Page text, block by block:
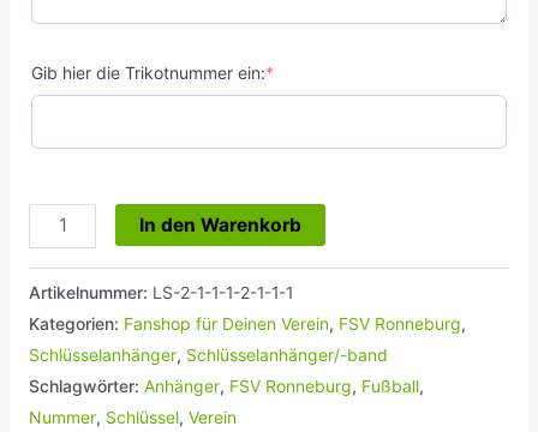
Gib hier die Trikotnummer ein:*
In den Warenkorb
Artikelnummer: LS-2-1-1-1-2-1-1-1
Kategorien: Fanshop für Deinen Verein, FSV Ronneburg,
Schlüsselanhänger, Schlüsselanhänger/-band
Schlagwörter: Anhänger, FSV Ronneburg, Fußball,
Nummer, Schlüssel, Verein